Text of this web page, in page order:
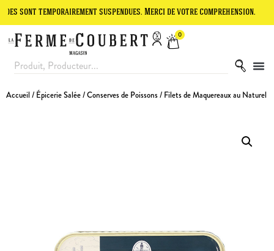
suspendues. Merci de votre compréhension. Le
0
Accueil / Épicerie Salée/Conserves de Poissons/ Filets de Maquereaux au Naturel